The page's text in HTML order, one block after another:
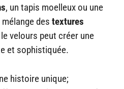
, un tapis moelleux ou une
des textures
velours peut créer une
et sophistiquée.
histoire unique;